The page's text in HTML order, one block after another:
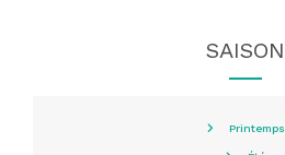
SAISON
Printemps